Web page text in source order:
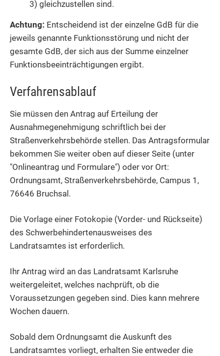
3) gleichzustellen sind.
Achtung: Entscheidend ist der einzelne GdB für die
jeweils genannte Funktionsstörung und nicht der
gesamte GdB, der sich aus der Summe einzelner
Funktionsbeeinträchtigungen ergibt.
Verfahrensablauf
Sie müssen den Antrag auf Erteilung der
Ausnahmegenehmigung schriftlich bei der
Straßenverkehrsbehörde stellen. Das Antragsformular
bekommen Sie weiter oben auf dieser Seite (unter
"Onlineantrag und Formulare") oder vor Ort:
Ordnungsamt, Straßenverkehrsbehörde, Campus 1,
76646 Bruchsal.
Die Vorlage einer Fotokopie (Vorder- und Rückseite)
des Schwerbehindertenausweises des
Landratsamtes ist erforderlich.
Ihr Antrag wird an das Landratsamt Karlsruhe
weitergeleitet, welches nachprüft, ob die
Voraussetzungen gegeben sind. Dies kann mehrere
Wochen dauern.
Sobald dem Ordnungsamt die Auskunft des
Landratsamtes vorliegt, erhalten Sie entweder die